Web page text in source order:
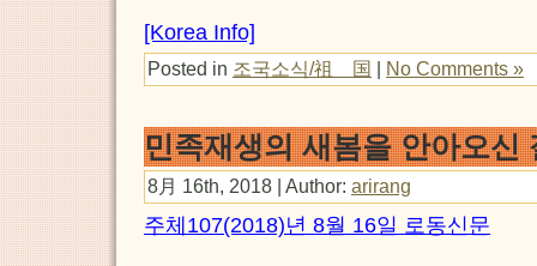
[Korea Info]
Posted in 조국소식/祖 国 | No Comments »
민족재생의 새봄을 안아오신
8月 16th, 2018 | Author: arirang
주체107(2018)년 8월 16일 로동신문